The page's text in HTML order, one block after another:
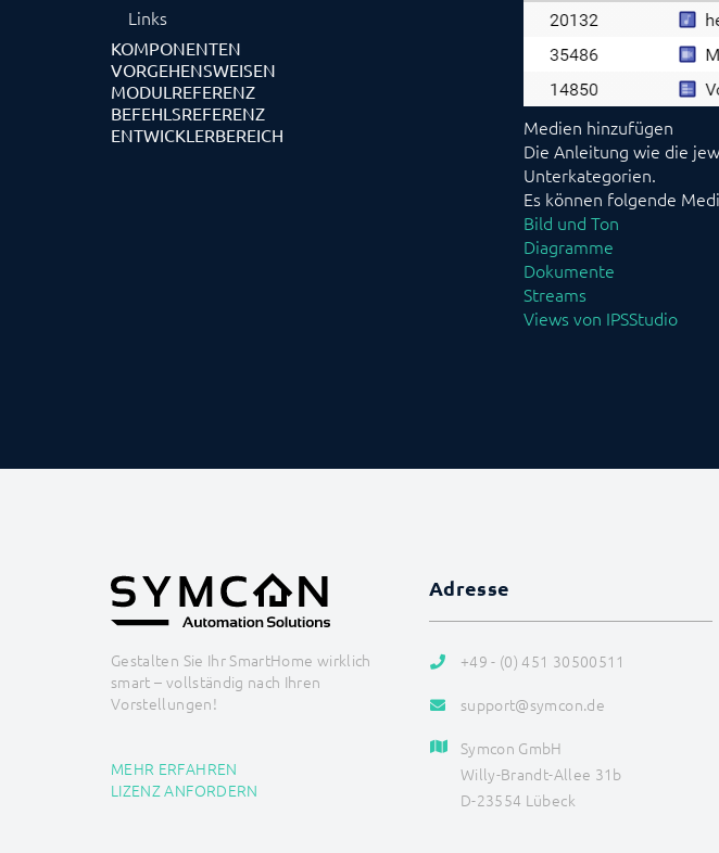
Links
KOMPONENTEN
VORGEHENSWEISEN
MODULREFERENZ
BEFEHLSREFERENZ
ENTWICKLERBEREICH
Medien hinzufügen
Die Anleitung wie die
Unterkategorien.
Es können folgende
Bild und Ton
Diagramme
Dokumente
Streams
Views von IPSStudio
Gestalten Sie Ihr SmartHome wirklich
smart – vollständig nach Ihren
Vorstellungen!
MEHR ERFAHREN
LIZENZ ANFORDERN
Adresse
+49 - (0) 451 30500511
support@symcon.de
Symcon GmbH
Willy-Brandt-Allee 31b
D-23554 Lübeck